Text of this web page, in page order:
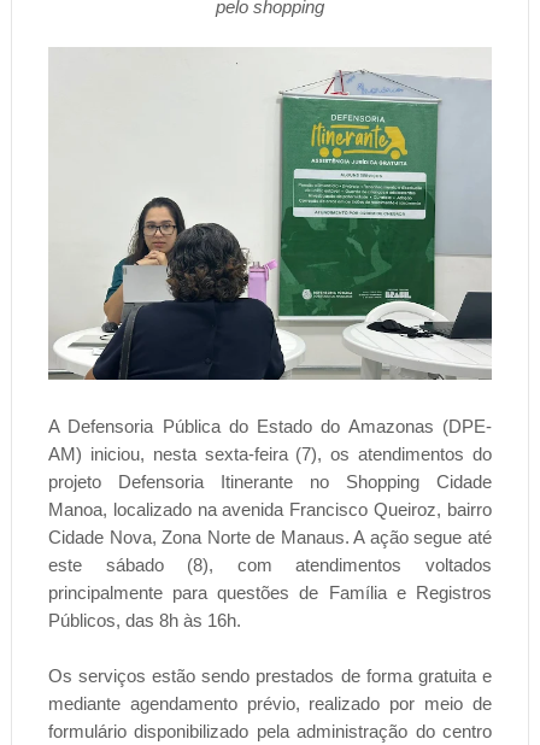
pelo shopping
A Defensoria Pública do Estado do Amazonas (DPE-
AM) iniciou, nesta sexta-feira (7), os atendimentos do
projeto Defensoria Itinerante no Shopping Cidade
Manoa, localizado na avenida Francisco Queiroz, bairro
Cidade Nova, Zona Norte de Manaus. A ação segue até
este sábado (8), com atendimentos voltados
principalmente para questões de Família e Registros
Públicos, das 8h às 16h.
Os serviços estão sendo prestados de forma gratuita e
mediante agendamento prévio, realizado por meio de
formulário disponibilizado pela administração do centro